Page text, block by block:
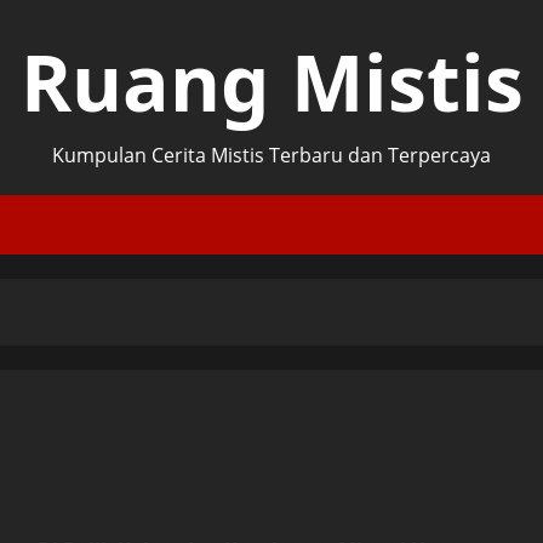
Ruang Mistis
Kumpulan Cerita Mistis Terbaru dan Terpercaya